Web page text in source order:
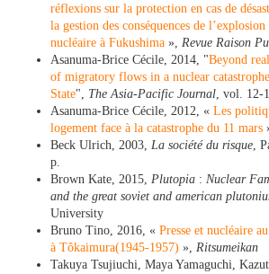
réflexions sur la protection en cas de
la gestion des conséquences de l’explosion
nucléaire à Fukushima », Revue Raison
Asanuma-Brice Cécile, 2014, "Beyond
of migratory flows in a nuclear
State", The Asia-Pacific Journal, vol. 12-
Asanuma-Brice Cécile, 2012, « Les
logement face à la catastrophe du 11 mars
Beck Ulrich, 2003, La société du risque,
p.
Brown Kate, 2015, Plutopia : Nuclear
and the great soviet and american
University
Bruno Tino, 2016, « Presse et nucléaire
à Tôkaimura(1945-1957) », Ritsumeikan
Takuya Tsujiuchi, Maya Yamaguchi,